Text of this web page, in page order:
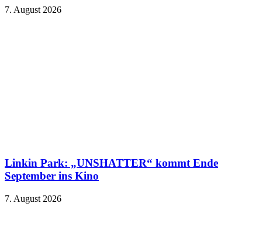
7. August 2026
Linkin Park: „UNSHATTER“ kommt Ende
September ins Kino
7. August 2026